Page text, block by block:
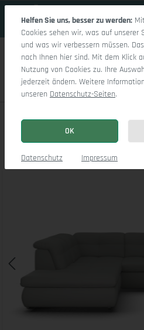
Sitz Concept smart 1001 Ecksofa
Produktbilder
Helfen Sie uns, besser zu werden:
Cookies sehen wir, was auf
und was wir verbessern müssen.
nach Ihnen hier sind. Mit dem Klick
Nutzung von Cookies zu. Ihre
jederzeit ändern. Weitere
unseren Datenschutz-Seiten.
OK
Datenschutz Impressum